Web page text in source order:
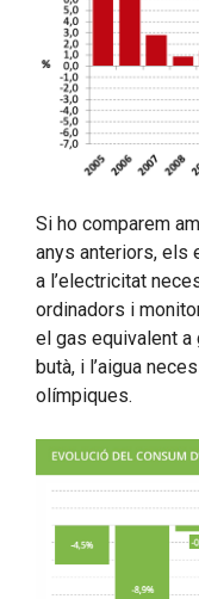
Si ho comparem
anys anteriors, els
a l’electricitat
ordinadors i
el gas equivalent
butà, i l’aigua
olímpiques.